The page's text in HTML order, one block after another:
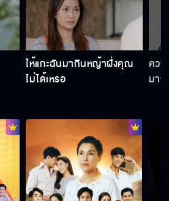
เจ้าสาวบ้านไร่ คืนนี้เสนอเป็นตอนแรก
การแต่งงานเพราะเงินครั้งนี้ จะกลายเป็นความรัก
"เจ้าสาวบ้านไร่" เริ่ม 5 ต.ค.นี้
เจ้าสาวบ้านไร่ เร็วๆ นี้
ให้แกะฉันมากินหญ้าฝั่งคุณ
ไม่ได้เหรอ
ควา
มาก